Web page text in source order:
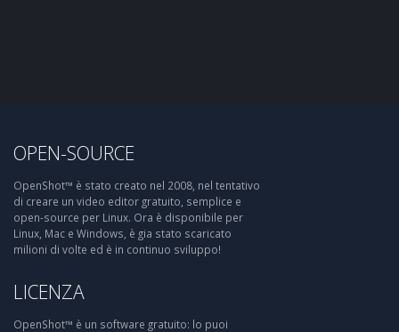
OPEN-SOURCE
OpenShot™ è stato creato nel 2008, nel tentativo
di creare un video editor gratuito, semplice e
open-source per Linux. Ora è disponibile per
Linux, Mac e Windows, è gia stato scaricato
milioni di volte ed è in continuo sviluppo!
LICENZA
OpenShot™ è un software gratuito: lo puoi